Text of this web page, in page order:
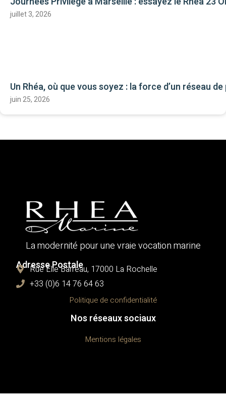
juillet 3, 2026
Un Rhéa, où que vous soyez : la force d’un réseau
juin 25, 2026
La modernité pour une vraie vocation marine
Adresse Postale
Rue Élie Barreau, 17000 La Rochelle
+33 (0)6 14 76 64 63
Politique de confidentialité
Nos réseaux sociaux
Mentions légales